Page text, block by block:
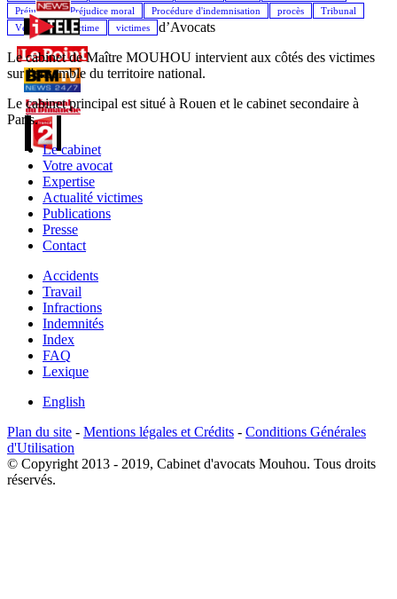
Préjudice
Préjudice moral Procédure d'indemnisation procès
Tribunal
Véhicule
Victime victimes
d’Avocats
Le cabinet de Maître MOUHOU intervient aux côtés des victimes
sur l'ensemble du territoire national.
Le cabinet principal est situé à Rouen et le cabinet secondaire à
Paris.
Le cabinet
Votre avocat
Expertise
Actualité victimes
Publications
Presse
Contact
Accidents
Travail
Infractions
Indemnités
Index
FAQ
Lexique
English
Plan du site - Mentions légales et Crédits - Conditions Générales
d'Utilisation
© Copyright 2013 - 2019, Cabinet d'avocats Mouhou. Tous droits
réservés.